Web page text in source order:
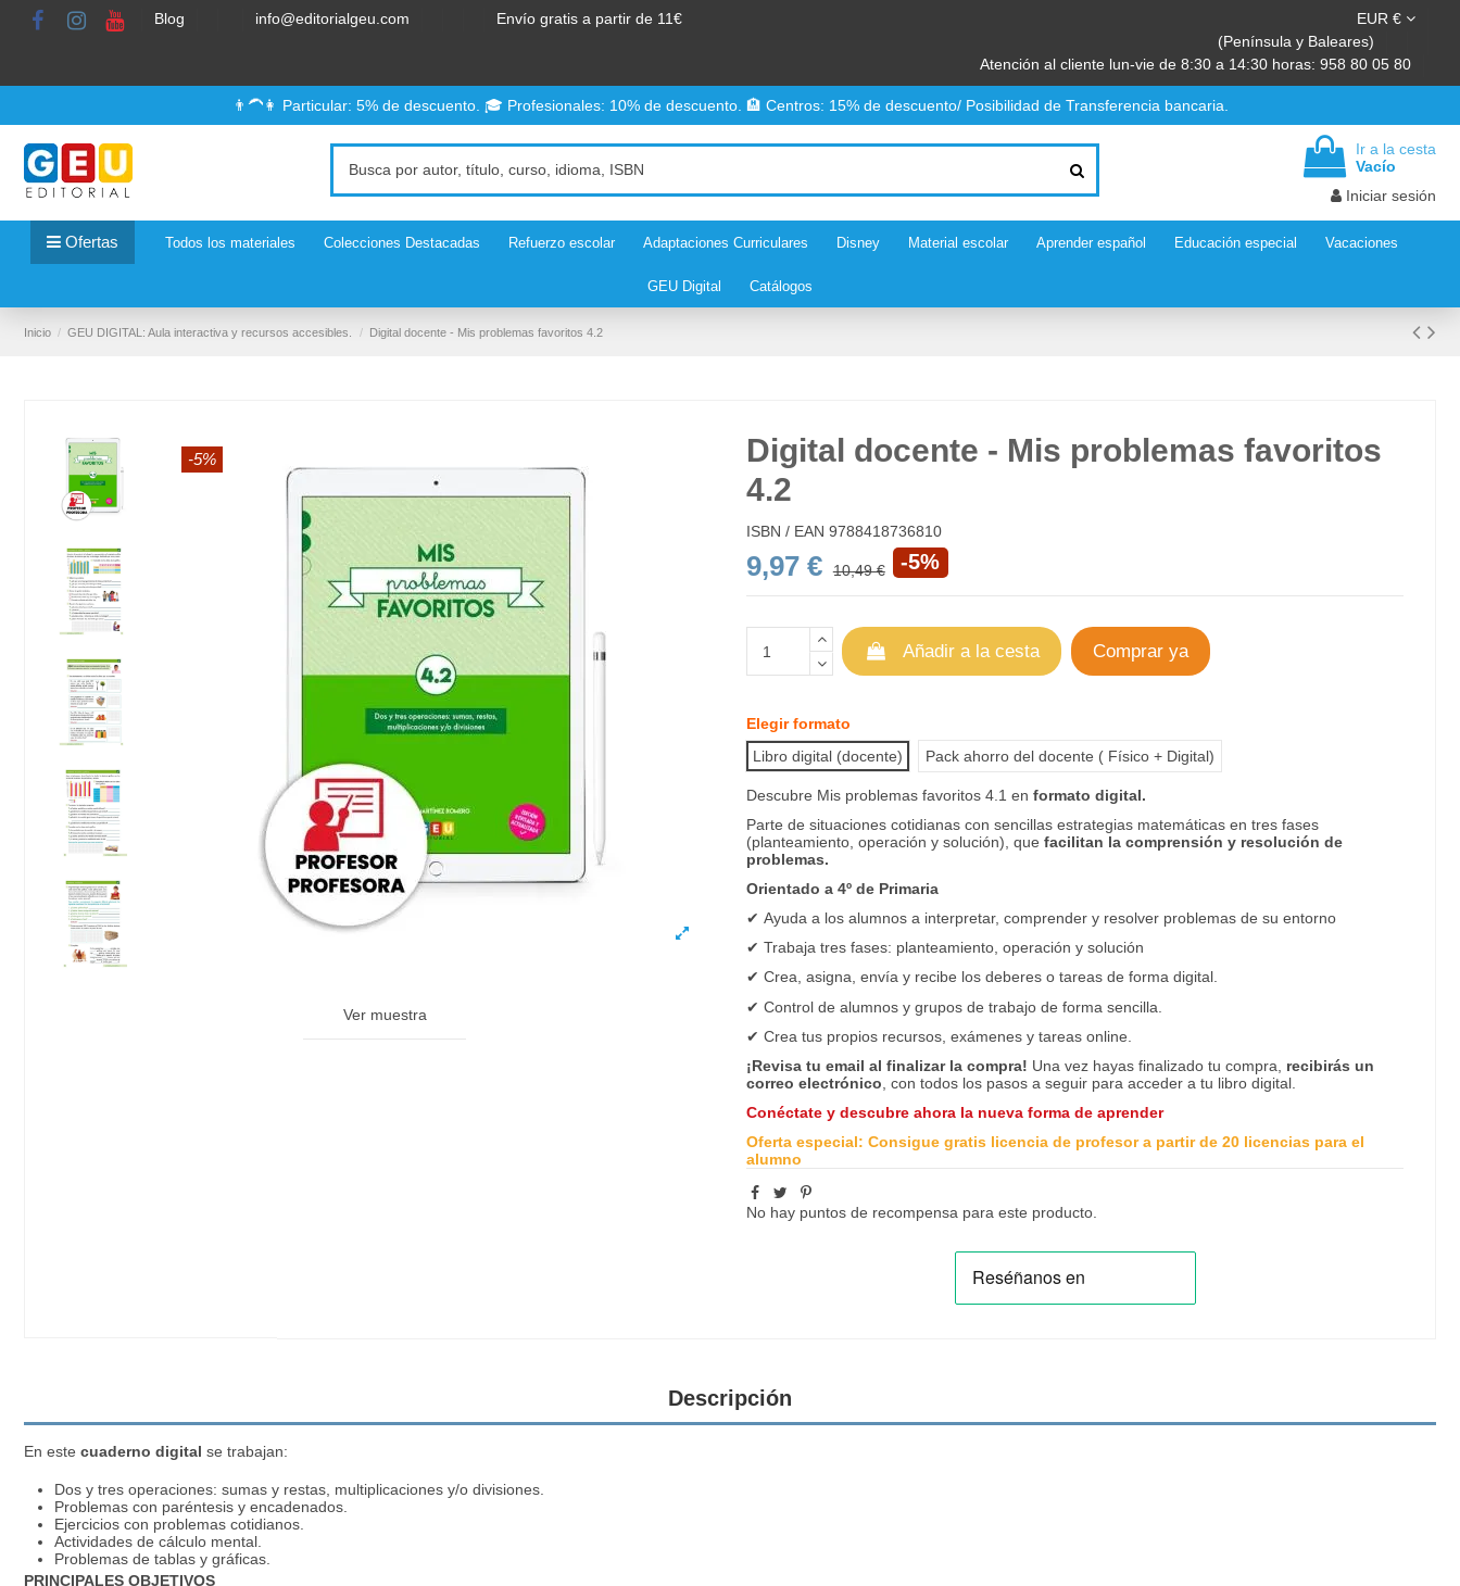
Blog info@editorialgeu.com Envío gratis a partir de 11€
EUR €
(Península y Baleares)
Atención al cliente lun-vie de 8:30 a 14:30 horas: 958 80 05 80
👨‍🦱👩 Particular: 5% de descuento. 🎓 Profesionales: 10% de descuento. 🏨 Centros: 15% de descuento/ Posibilidad de Transferencia bancaria.
Ir a la cesta
Vacío
Iniciar sesión
Ofertas Todos los materiales Colecciones Destacadas Refuerzo escolar Adaptaciones Curriculares Disney Material escolar Aprender español Educación especial Vacaciones
GEU Digital Catálogos
Inicio GEU DIGITAL: Aula interactiva y recursos accesibles. Digital docente - Mis problemas favoritos 4.2
-5%
Ver muestra
Digital docente - Mis problemas favoritos
4.2
ISBN / EAN 9788418736810
9,97 € 10,49 € -5%
Añadir a la cesta Comprar ya
Elegir formato
Libro digital (docente)
Pack ahorro del docente ( Físico + Digital)
Descubre Mis problemas favoritos 4.1 en formato digital.
Parte de situaciones cotidianas con sencillas estrategias matemáticas en tres fases
(planteamiento, operación y solución), que facilitan la comprensión y resolución de
problemas.
Orientado a 4º de Primaria
✔ Ayuda a los alumnos a interpretar, comprender y resolver problemas de su entorno
✔ Trabaja tres fases: planteamiento, operación y solución
✔ Crea, asigna, envía y recibe los deberes o tareas de forma digital.
✔ Control de alumnos y grupos de trabajo de forma sencilla.
✔ Crea tus propios recursos, exámenes y tareas online.
¡Revisa tu email al finalizar la compra! Una vez hayas finalizado tu compra, recibirás un
correo electrónico , con todos los pasos a seguir para acceder a tu libro digital.
Conéctate y descubre ahora la nueva forma de aprender
Oferta especial: Consigue gratis licencia de profesor a partir de 20 licencias para el
alumno
No hay puntos de recompensa para este producto.
Descripción
En este cuaderno digital se trabajan:
Dos y tres operaciones: sumas y restas, multiplicaciones y/o divisiones.
Problemas con paréntesis y encadenados.
Ejercicios con problemas cotidianos.
Actividades de cálculo mental.
Problemas de tablas y gráficas.
PRINCIPALES OBJETIVOS